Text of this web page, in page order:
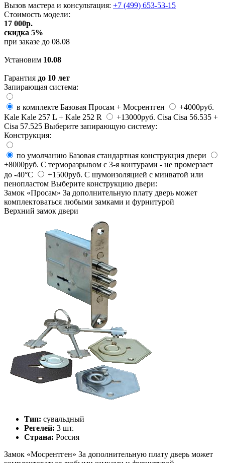
Вызов мастера и консультация: +7 (499) 653-53-15
Стоимость модели:
17 000р.
скидка 5%
при заказе до 08.08
Установим 10.08
Гарантия до 10 лет
Запирающая система:
в комплекте Базовая Просам + Мосрентген
+4000руб.
Kale Kale 257 L + Kale 252 R +13000руб. Cisa Cisa 56.535 +
Cisa 57.525 Выберите запирающую систему:
Конструкция:
по умолчанию Базовая стандартная конструкция двери
+8000руб. C терморазрывом с 3-я контурами - не промерзает
до -40°C
+1500руб. С шумоизоляцией с минватой или
пенопластом Выберите конструкцию двери:
Замок «Просам» За дополнительную плату дверь может
комплектоваться любыми замками и фурнитурой
Верхний замок двери
Тип: сувальдный
Регелей: 3 шт.
Страна: Россия
Замок «Мосрентген» За дополнительную плату дверь может